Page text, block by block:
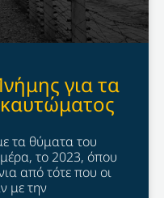
για τα
τα θύματα του
το 2023, όπου
από τότε που οι
με την